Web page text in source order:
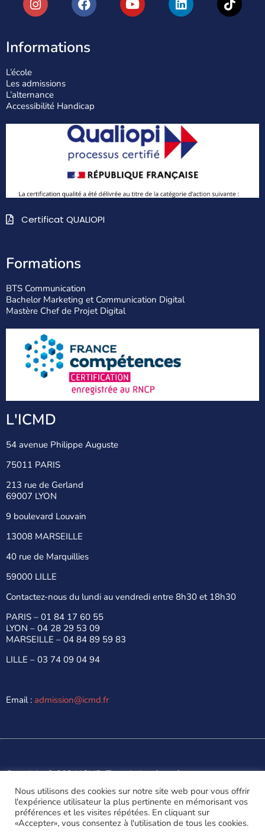
Informations
L’école
Les admissions
L’alternance
Accessibilité Handicap
Certificat QUALIOPI
Formations
BTS Communication
Bachelor Marketing et Communication Digital
Mastère Chef de Projet Digital
L'ICMD
54 avenue Philippe Auguste
75011 PARIS
213 rue de Gerland
69007 LYON
9 boulevard Louvain
13008 MARSEILLE
40 rue de Marquillies
59000 LILLE
Contactez-nous du lundi au vendredi entre 8h30 et 18h30
PARIS – 01 84 17 60 55
LYON – 04 28 29 53 09
MARSEILLE – 04 84 89 59 83
LILLE – 03 74 09 04 94
Email : admission@icmd.fr
Copyright © 2024 ICMD. Tous droits réservés.
Made with
by Digitalify
Politique de confidentialité Mentions Légales
Conditions Générales de Vente
Nous utilisons des cookies sur notre site web pour vous offrir
l'expérience utilisateur la plus pertinente en mémorisant vos
préférences et les visites répétées. En cliquant sur
«Accepter», vous consentez à l'utilisation de tous les cookies.